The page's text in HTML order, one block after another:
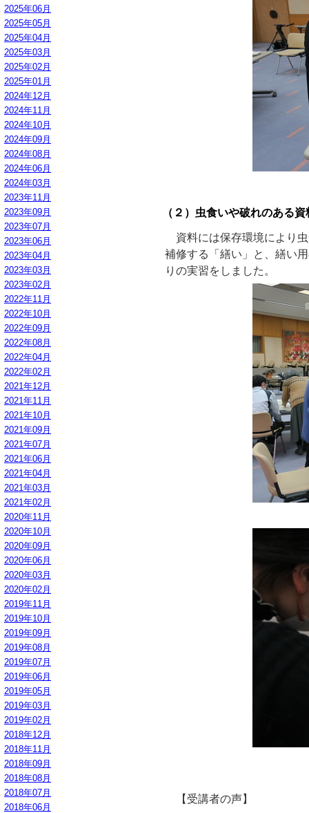
2025年06月
2025年05月
2025年04月
2025年03月
2025年02月
2025年01月
2024年12月
2024年11月
2024年10月
2024年09月
2024年08月
2024年06月
2024年03月
2023年11月
2023年09月
2023年07月
2023年06月
2023年04月
2023年03月
2023年02月
2022年11月
2022年10月
2022年09月
2022年08月
2022年04月
2022年02月
2021年12月
2021年11月
2021年10月
2021年09月
2021年07月
2021年06月
2021年04月
2021年03月
2021年02月
2020年11月
2020年10月
2020年09月
2020年06月
2020年03月
2020年02月
2019年11月
2019年10月
2019年09月
2019年08月
2019年07月
2019年06月
2019年05月
2019年03月
2019年02月
2018年12月
2018年11月
2018年09月
2018年08月
2018年07月
2018年06月
（２）虫食いや破れのある
資料には保存環境により
補修する「繕い」と、繕い
りの実習をしました。
【受講者の声】